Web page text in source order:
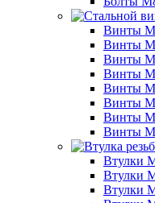
Винты
Винты
Винты
Винты
Винты
Винты
Винты
Винты
Втулки
Втулки
Втулки